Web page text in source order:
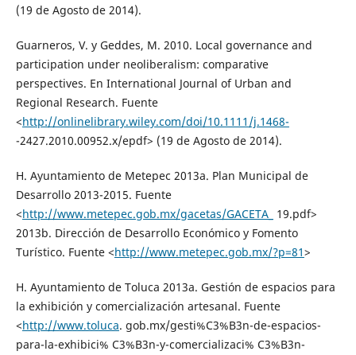
(19 de Agosto de 2014).
Guarneros, V. y Geddes, M. 2010. Local governance and
participation under neoliberalism: comparative
perspectives. En International Journal of Urban and
Regional Research. Fuente
<http://onlinelibrary.wiley.com/doi/10.1111/j.1468-
-2427.2010.00952.x/epdf> (19 de Agosto de 2014).
H. Ayuntamiento de Metepec 2013a. Plan Municipal de
Desarrollo 2013-2015. Fuente
<http://www.metepec.gob.mx/gacetas/GACETA_ 19.pdf>
2013b. Dirección de Desarrollo Económico y Fomento
Turístico. Fuente <http://www.metepec.gob.mx/?p=81>
H. Ayuntamiento de Toluca 2013a. Gestión de espacios para
la exhibición y comercialización artesanal. Fuente
<http://www.toluca. gob.mx/gesti%C3%B3n-de-espacios-
para-la-exhibici% C3%B3n-y-comercializaci% C3%B3n-